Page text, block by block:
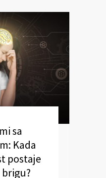
sa
Kada
postaje
brigu?